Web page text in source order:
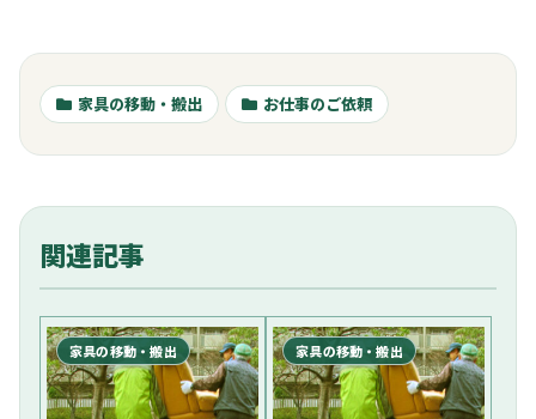
家具の移動・搬出 お仕事のご依頼
関連記事
家具の移動・搬出 家具の移動・搬出